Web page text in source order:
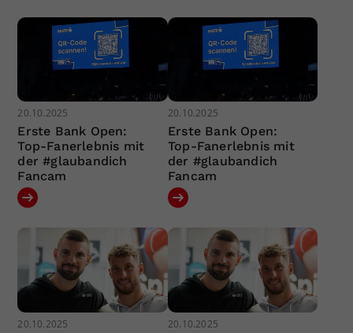
20.10.2025
Erste Bank Open:
Top-Fanerlebnis mit
der #glaubandich
Fancam
20.10.2025
Erste Bank Open:
Top-Fanerlebnis mit
der #glaubandich
Fancam
20.10.2025 20.10.2025